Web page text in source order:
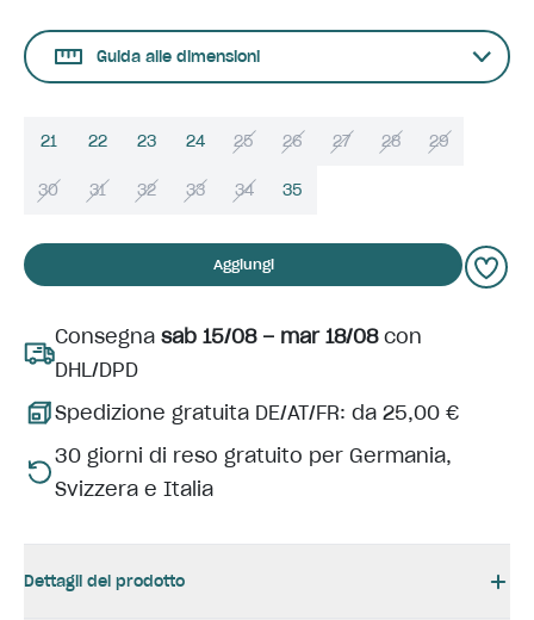
Guida alle dimensioni
21 22 23 24 25 26 27 28 29
30 31 32 33 34 35
Aggiungi
Consegna sab 15/08 – mar 18/08con
DHL/DPD
Spedizione gratuita DE/AT/FR: da 25,00 €
30 giorni di reso gratuito per Germania,
Svizzera e Italia
Dettagli del prodotto